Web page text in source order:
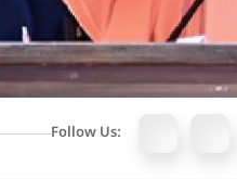
Follow Us: